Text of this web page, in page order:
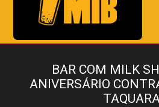
BAR COM MILK
ANIVERSÁRIO